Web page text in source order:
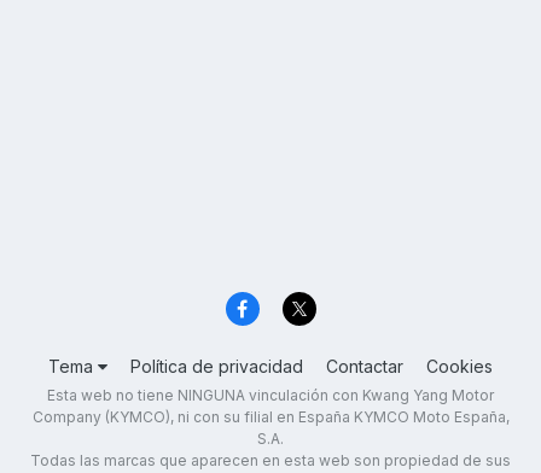
Tema Política de privacidad Contactar Cookies
Esta web no tiene NINGUNA vinculación con Kwang Yang Motor
Company (KYMCO), ni con su filial en España KYMCO Moto España,
S.A.
Todas las marcas que aparecen en esta web son propiedad de sus